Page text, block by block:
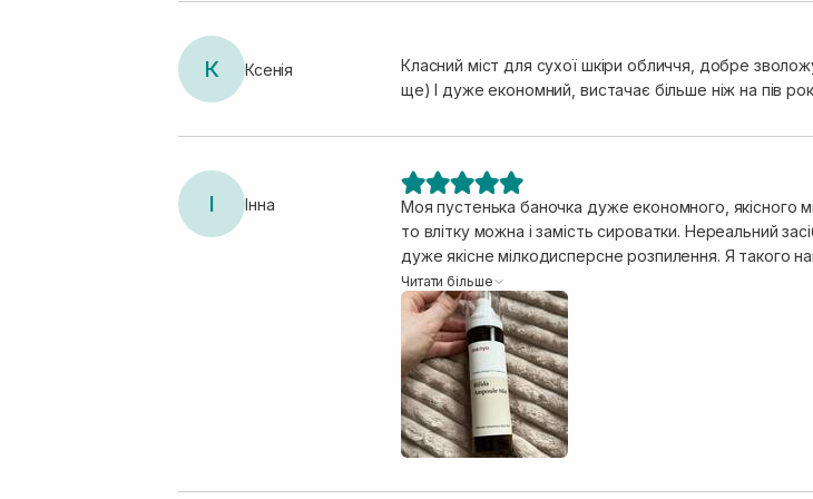
К Ксенія
Класний міст для сухої шкіри обличчя, добре
ще) І дуже економний, вистачає більше ніж на пів
І Інна
Моя пустенька баночка дуже економного, якісного
то влітку можна і замість сироватки. Нереальний засіб, який точно
дуже якісне мілкодисперсне розпилення. Я такого
вже хочу повторити.
Читати більше